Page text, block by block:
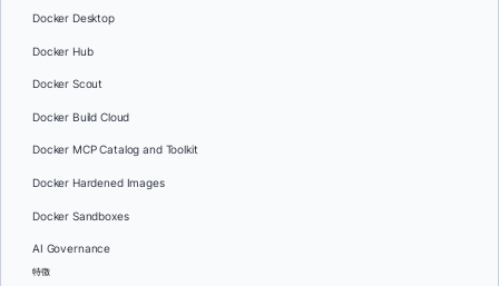
Docker Desktop
Docker Hub
Docker Scout
Docker Build Cloud
Docker MCP Catalog and Toolkit
Docker Hardened Images
Docker Sandboxes
AI Governance
特徴